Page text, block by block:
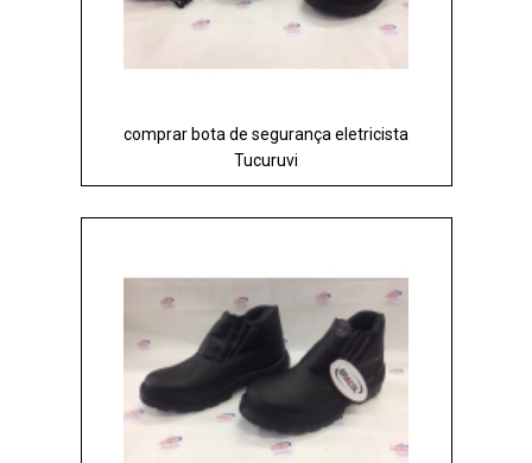
comprar bota de segurança eletricista
Tucuruvi